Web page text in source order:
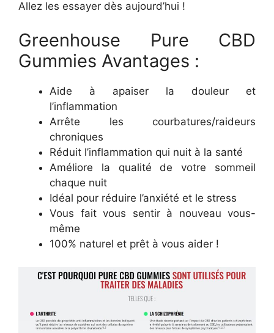
Allez les essayer dès aujourd’hui !
Greenhouse Pure CBD
Gummies Avantages :
Aide à apaiser la douleur et
l’inflammation
Arrête les courbatures/raideurs
chroniques
Réduit l’inflammation qui nuit à la santé
Améliore la qualité de votre sommeil
chaque nuit
Idéal pour réduire l’anxiété et le stress
Vous fait vous sentir à nouveau vous-
même
100% naturel et prêt à vous aider !